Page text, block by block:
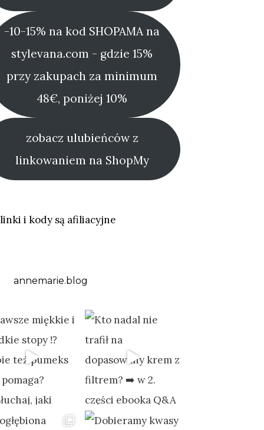
-10-15% na kod SHOPAMA na
stylevana.com - gdzie 15%
przy zakupach za minimum
48€, poniżej 10%
zobacz ulubieńców z
linkowaniem na ShopMy
i kody są afiliacyjne
annemarie.blog